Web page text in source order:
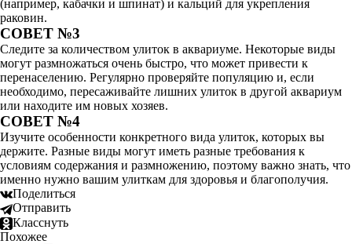
(например, кабачки и шпинат) и кальций для укрепления
раковин.
СОВЕТ №3
Следите за количеством улиток в аквариуме. Некоторые виды
могут размножаться очень быстро, что может привести к
перенаселению. Регулярно проверяйте популяцию и, если
необходимо, пересаживайте лишних улиток в другой аквариум
или находите им новых хозяев.
СОВЕТ №4
Изучите особенности конкретного вида улиток, которых вы
держите. Разные виды могут иметь разные требования к
условиям содержания и размножению, поэтому важно знать, что
именно нужно вашим улиткам для здоровья и благополучия.
Поделиться
Отправить
Класснуть
Похожее